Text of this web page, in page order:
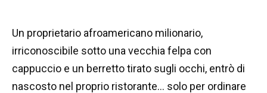
Un proprietario afroamericano milionario,
irriconoscibile sotto una vecchia felpa con
cappuccio e un berretto tirato sugli occhi, entrò di
nascosto nel proprio ristorante… solo per ordinare